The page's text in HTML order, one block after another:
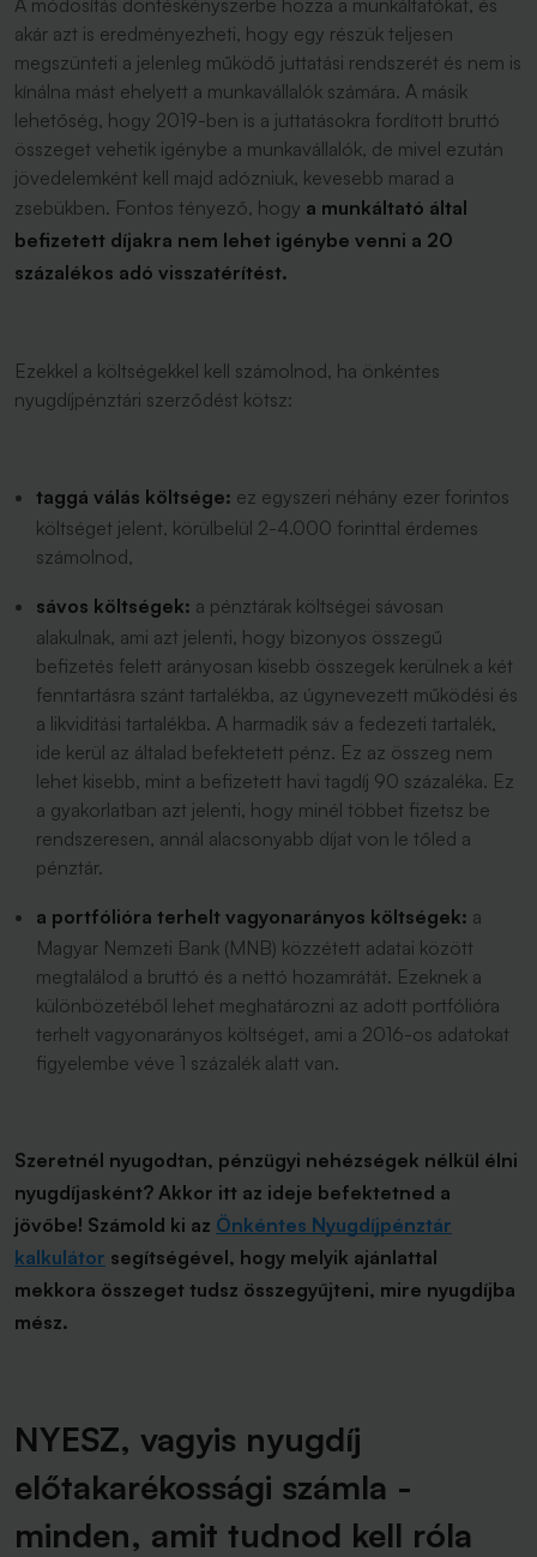
A módosítás döntéskényszerbe hozza a munkáltatókat, és
akár azt is eredményezheti, hogy egy részük teljesen
megszünteti a jelenleg működő juttatási rendszerét és nem is
kínálna mást ehelyett a munkavállalók számára. A másik
lehetőség, hogy 2019-ben is a juttatásokra fordított bruttó
összeget vehetik igénybe a munkavállalók, de mivel ezután
jövedelemként kell majd adózniuk, kevesebb marad a
zsebükben. Fontos tényező, hogy a munkáltató által
befizetett díjakra nem lehet igénybe venni a 20
százalékos adó visszatérítést.
Ezekkel a költségekkel kell számolnod, ha önkéntes
nyugdíjpénztári szerződést kötsz:
taggá válás költsége: ez egyszeri néhány ezer forintos
költséget jelent, körülbelül 2-4.000 forinttal érdemes
számolnod,
sávos költségek: a pénztárak költségei sávosan
alakulnak, ami azt jelenti, hogy bizonyos összegű
befizetés felett arányosan kisebb összegek kerülnek a két
fenntartásra szánt tartalékba, az úgynevezett működési és
a likviditási tartalékba. A harmadik sáv a fedezeti tartalék,
ide kerül az általad befektetett pénz. Ez az összeg nem
lehet kisebb, mint a befizetett havi tagdíj 90 százaléka. Ez
a gyakorlatban azt jelenti, hogy minél többet fizetsz be
rendszeresen, annál alacsonyabb díjat von le tőled a
pénztár.
a portfólióra terhelt vagyonarányos költségek: a
Magyar Nemzeti Bank (MNB) közzétett adatai között
megtalálod a bruttó és a nettó hozamrátát. Ezeknek a
különbözetéből lehet meghatározni az adott portfólióra
terhelt vagyonarányos költséget, ami a 2016-os adatokat
figyelembe véve 1 százalék alatt van.
Szeretnél nyugodtan, pénzügyi nehézségek nélkül élni
nyugdíjasként? Akkor itt az ideje befektetned a
jövőbe! Számold ki az Önkéntes Nyugdíjpénztár
kalkulátor segítségével, hogy melyik ajánlattal
mekkora összeget tudsz összegyűjteni, mire nyugdíjba
mész.
NYESZ, vagyis nyugdíj
előtakarékossági számla -
minden, amit tudnod kell róla